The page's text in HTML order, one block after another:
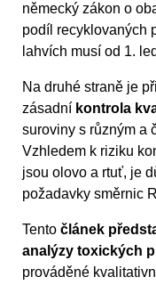
německý zákon o
podíl recyklovaných
lahvích musí od 1.
Na druhé straně je
zásadní kontrola
suroviny s různým a
Vzhledem k riziku
jsou olovo a rtuť, je
požadavky směrnic
Tento článek
analýzy toxických
prováděné